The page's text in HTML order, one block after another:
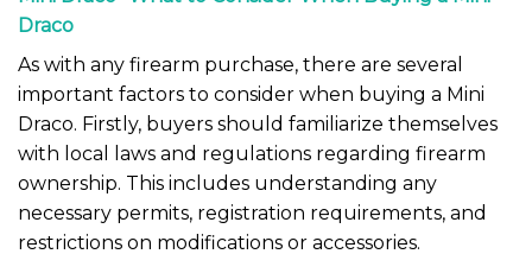
Draco
As with any firearm purchase, there are several
important factors to consider when buying a Mini
Draco. Firstly, buyers should familiarize themselves
with local laws and regulations regarding firearm
ownership. This includes understanding any
necessary permits, registration requirements, and
restrictions on modifications or accessories.